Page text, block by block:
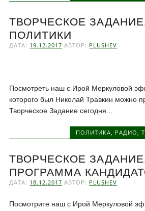
ТВОРЧЕСКОЕ
ПОЛИТИКИ
ДАТА: 19.12.2017 АВТОР: PLUSHEV
Посмотреть наш с Ирой Меркуловой
которого был Николай Травкин можно
Творческое Задание сегодня...
ПОЛИТИКА РАДИО
ТВОРЧЕСКОЕ
ПРОГРАММА
ДАТА: 18.12.2017 АВТОР: PLUSHEV
Посмотрите наш с Ирой Меркуловой